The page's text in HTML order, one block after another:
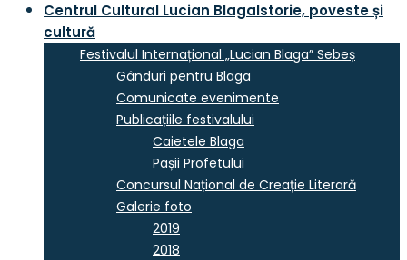
Centrul Cultural Lucian BlagaIstorie, poveste și
cultură
Festivalul Internațional „Lucian Blaga” Sebeș
Gânduri pentru Blaga
Comunicate evenimente
Publicațiile festivalului
Caietele Blaga
Pașii Profetului
Concursul Național de Creație Literară
Galerie foto
2019
2018